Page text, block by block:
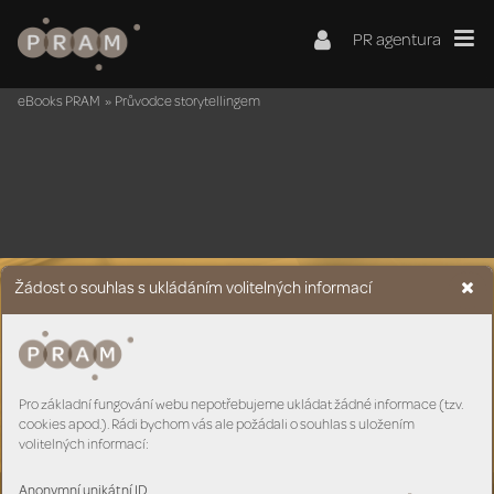
Žádost o souhlas s ukládáním volitelných informací
Pro základní fungování webu nepotřebujeme ukládat žádné informace (tzv.
cookies apod.). Rádi bychom vás ale požádali o souhlas s uložením
volitelných informací:
PR agentura
eBooks PRAM » Průvodce storytellingem